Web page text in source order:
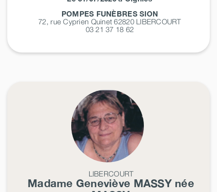
POMPES FUNÈBRES SION
72, rue Cyprien Quinet 62820 LIBERCOURT
03 21 37 18 62
LIBERCOURT
Madame Geneviève MASSYnée